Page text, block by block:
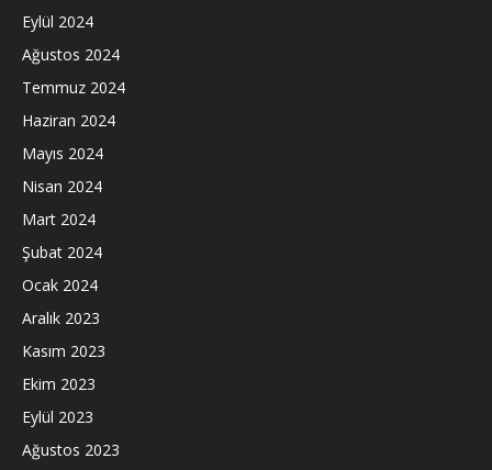
Eylül 2024
Ağustos 2024
Temmuz 2024
Haziran 2024
Mayıs 2024
Nisan 2024
Mart 2024
Şubat 2024
Ocak 2024
Aralık 2023
Kasım 2023
Ekim 2023
Eylül 2023
Ağustos 2023